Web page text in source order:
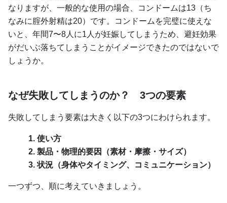
なりますが、一般的な使用の場合、コンドームは13（ち
なみに腟外射精は20）です。コンドームを完璧に使えな
いと、年間7〜8人に1人が妊娠してしまうため、避妊効果
がだいぶ落ちてしまうことがイメージできたのではないで
しょうか。
なぜ失敗してしまうのか？ 3つの要素
失敗してしまう要素は大きく以下の3つにわけられます。
1. 使い方
2. 製品・物理的要因（素材・摩擦・サイズ）
3. 状況（身体やタイミング、コミュニケーション）
一つずつ、順に考えていきましょう。